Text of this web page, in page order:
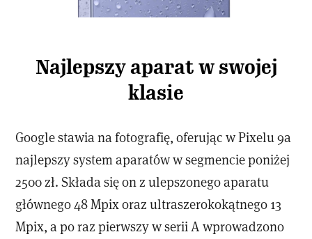
Najlepszy aparat w swojej
klasie
Google stawia na fotografię, oferując w Pixelu 9a
najlepszy system aparatów w segmencie poniżej
2500 zł. Składa się on z ulepszonego aparatu
głównego 48 Mpix oraz ultraszerokokątnego 13
Mpix, a po raz pierwszy w serii A wprowadzono